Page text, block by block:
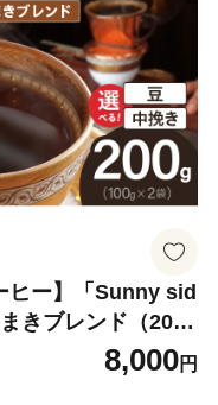
ヒー】「Sunny sid
きブレンド（200
8,000円